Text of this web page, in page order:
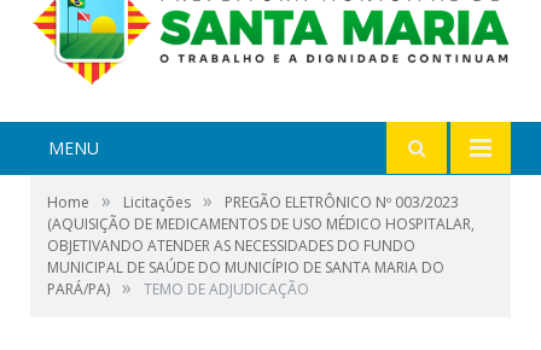
MENU
Home » Licitações »
PREGÃO ELETRÔNICO Nº 003/2023
(AQUISIÇÃO DE MEDICAMENTOS DE USO MÉDICO HOSPITALAR,
OBJETIVANDO ATENDER AS NECESSIDADES DO FUNDO
MUNICIPAL DE SAÚDE DO MUNICÍPIO DE SANTA MARIA DO
PARÁ/PA) » TEMO DE ADJUDICAÇÃO